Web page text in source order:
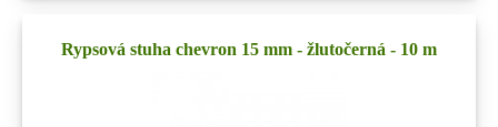
Rypsová stuha chevron 15 mm - žlutočerná - 10 m